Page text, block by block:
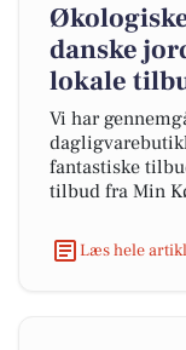
danske
lokale
Vi har
fantastiske
tilbud fra Min
Læs hele